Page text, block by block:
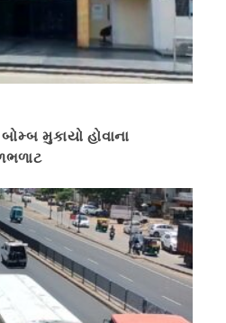
મુકાયો હોવાના
ઈ-મેલથી ખળભળાટ